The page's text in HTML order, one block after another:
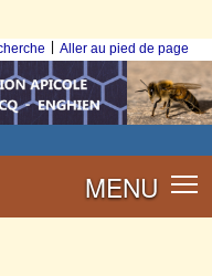
Aller au pied de page
MENU